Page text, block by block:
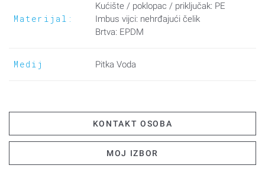
Materijal:
Kućište / poklopac / priključak: PE
Imbus vijci: nehrđajući čelik
Brtva: EPDM
Medij Pitka Voda
KONTAKT OSOBA
MOJ IZBOR